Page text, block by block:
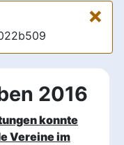
×
2016
konnte
Vereine im